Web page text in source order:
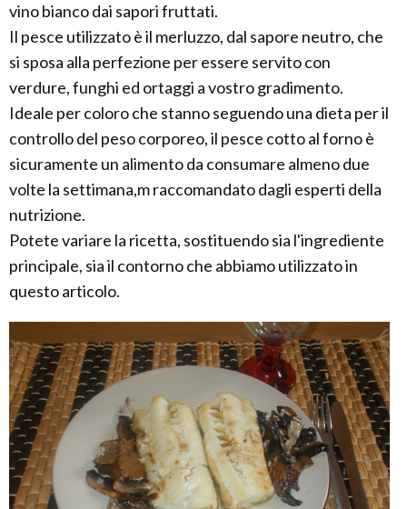
vino bianco dai sapori fruttati.
Il pesce utilizzato è il merluzzo, dal sapore neutro, che
si sposa alla perfezione per essere servito con
verdure, funghi ed ortaggi a vostro gradimento.
Ideale per coloro che stanno seguendo una dieta per il
controllo del peso corporeo, il pesce cotto al forno è
sicuramente un alimento da consumare almeno due
volte la settimana,m raccomandato dagli esperti della
nutrizione.
Potete variare la ricetta, sostituendo sia l'ingrediente
principale, sia il contorno che abbiamo utilizzato in
questo articolo.